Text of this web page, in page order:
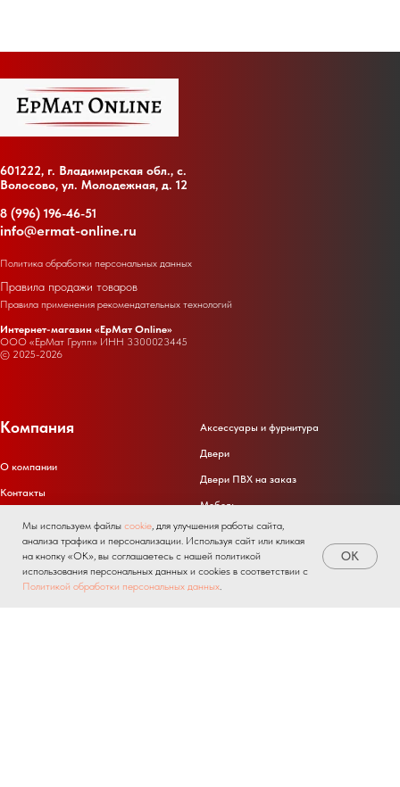
Home Catalog Sign In
Мы используем файлы cookie, для улучшения работы сайта,
анализа трафика и персонализации. Используя сайт или кликая
на кнопку «ОК», вы соглашаетесь с нашей политикой
использования персональных данных и cookies в соответствии с
Политикой обработки персональных данных.
OK
601222, г. Владимирская обл., с.
Волосово, ул. Молодежная, д. 12
8 (996) 196-46-51
info@ermat-online.ru
Политика обработки персональных данных
Правила продажи товаров
Правила применения рекомендательных технологий
Интернет-магазин «ЕрМат Online»
ООО «ЕрМат Групп» ИНН 3300023445
© 2025-2026
Компания
О компании
Контакты
Клиентская поддержка
Аксессуары и фурнитура
Двери
Двери ПВХ на заказ
Мебель
Окна ПВХ
Окна ПВХ на заказ